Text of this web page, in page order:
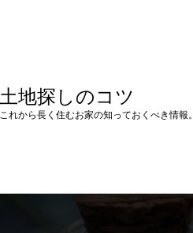
土地探しのコツ
これから長く住むお家の知っておくべき情報。